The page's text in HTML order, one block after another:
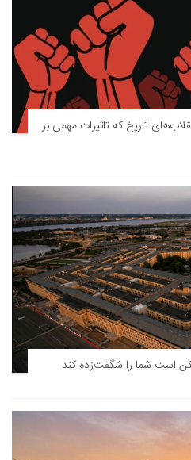
تاریخ که تاثیرات مهمی بر
است شما را شگفت‌زده کند